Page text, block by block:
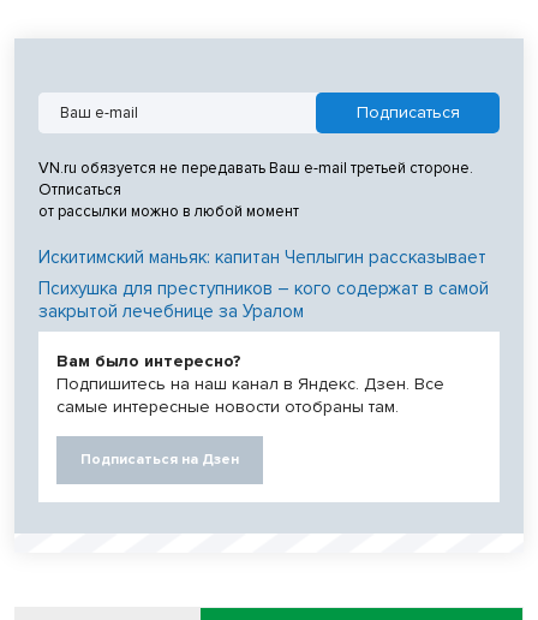
VN.ru обязуется не передавать Ваш e-mail третьей стороне.
Отписаться
от рассылки можно в любой момент
Искитимский маньяк: капитан Чеплыгин рассказывает
Психушка для преступников – кого содержат в самой
закрытой лечебнице за Уралом
Вам было интересно?
Подпишитесь на наш канал в Яндекс. Дзен. Все
самые интересные новости отобраны там.
Подписаться на Дзен